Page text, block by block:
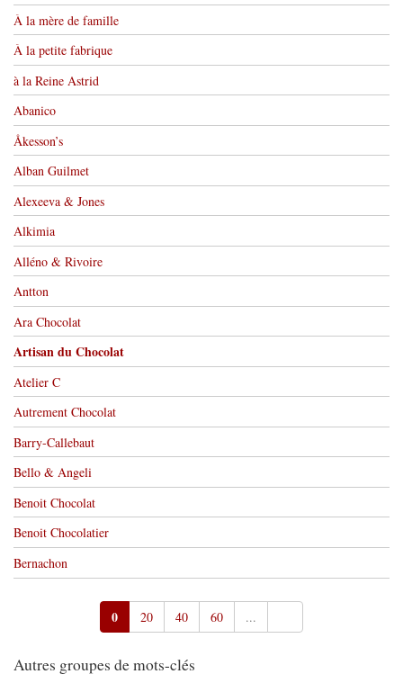
À la mère de famille
À la petite fabrique
à la Reine Astrid
Abanico
Åkesson’s
Alban Guilmet
Alexeeva & Jones
Alkimia
Alléno & Rivoire
Antton
Ara Chocolat
Artisan du Chocolat
Atelier C
Autrement Chocolat
Barry-Callebaut
Bello & Angeli
Benoit Chocolat
Benoit Chocolatier
Bernachon
0 20 40 60 ...
Autres groupes de mots-clés